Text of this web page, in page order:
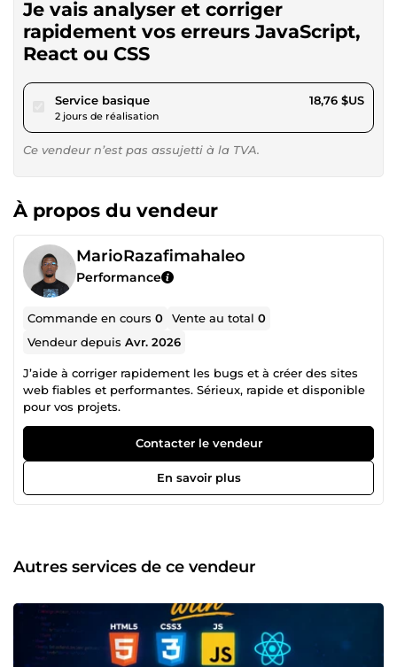
Je vais analyser et corriger
rapidement vos erreurs JavaScript,
React ou CSS
Service basiquepour 17,28 $US
2 jours de réalisation
18,76 $US
Ce vendeur n’est pas assujetti à la TVA.
À propos du vendeur
MarioRazafimahaleo
Performance
Commande en cours0 Vente au total0
Vendeur depuisAvr. 2026
J’aide à corriger rapidement les bugs et à créer des sites
web fiables et performantes. Sérieux, rapide et disponible
pour vos projets.
Contacter le vendeur
En savoir plus
Autres services de ce vendeur